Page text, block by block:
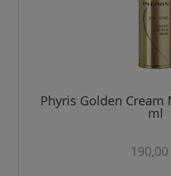
Phyris Golden Cream
ml
190,00